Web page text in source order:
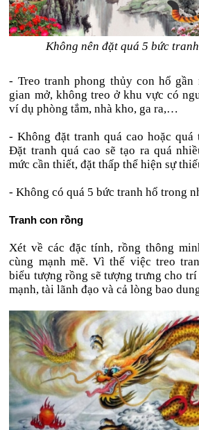
Không nên đặt quá 5 bức
- Treo tranh phong thủy con hổ
gian mở, không treo ở khu vực có
ví dụ phòng tắm, nhà kho, ga ra,…
- Không đặt tranh quá cao hoặc quá
Đặt tranh quá cao sẽ tạo ra quá
mức cần thiết, đặt thấp thể hiện sự
- Không có quá 5 bức tranh hổ trong
Tranh con rồng
Xét về các đặc tính, rồng thông
cùng mạnh mẽ. Vì thế việc treo
biểu tượng rồng sẽ tượng trưng cho trí
mạnh, tài lãnh đạo và cả lòng bao